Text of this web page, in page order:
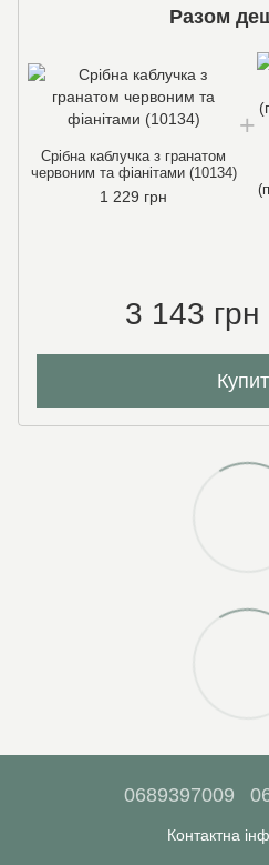
Разом
Срібна каблучка з гранатом
червоним та фіанітами (10134)
1 229 грн
3 143 грн
0689397009
Контактна